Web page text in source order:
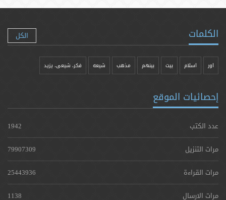
الكلمات الكل
اور اسلام بیت بينهم مذهب شيعه فکر، شیعی، یزيد
إحصائيات الموقع
عدد الكتب
1942
مرات التنزيل
79907309
مرات القراءة
25443936
مرات الارسال
1138